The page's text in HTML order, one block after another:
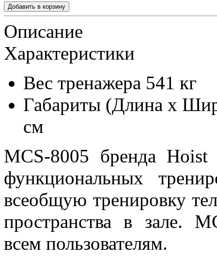
Описание
Характеристики
Вес тренажера 541 кг
Габариты (Длина х
см
MCS-8005 бренда Hoist
функциональных
всеобщую тренировку
пространства в зале.
всем пользователям.